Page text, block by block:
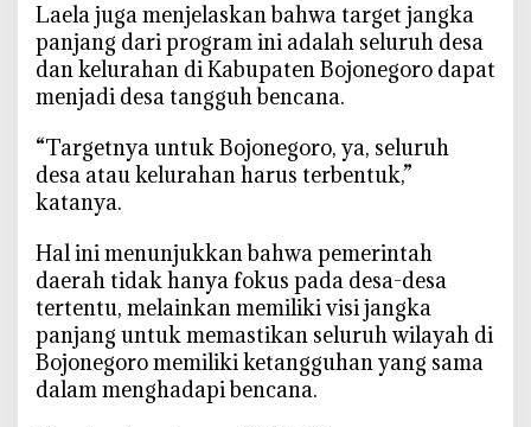
Laela juga menjelaskan bahwa target jangka
panjang dari program ini adalah seluruh desa
dan kelurahan di Kabupaten Bojonegoro dapat
menjadi desa tangguh bencana.
“Targetnya untuk Bojonegoro, ya, seluruh
desa atau kelurahan harus terbentuk,”
katanya.
Hal ini menunjukkan bahwa pemerintah
daerah tidak hanya fokus pada desa-desa
tertentu, melainkan memiliki visi jangka
panjang untuk memastikan seluruh wilayah di
Bojonegoro memiliki ketangguhan yang sama
dalam menghadapi bencana.